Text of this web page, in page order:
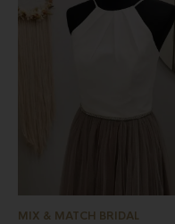
MIX & MATCH BRIDAL